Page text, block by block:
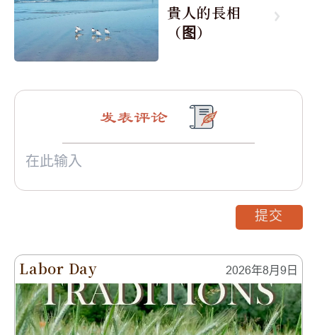
貴人的長相
（图）
Labor Day 2026年8月9日
发表评论
提交